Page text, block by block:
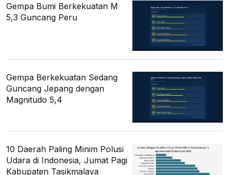
Gempa Bumi Berkekuatan M
5,3 Guncang Peru
Gempa Berkekuatan Sedang
Guncang Jepang dengan
Magnitudo 5,4
10 Daerah Paling Minim Polusi
Udara di Indonesia, Jumat Pagi
Kabupaten Tasikmalaya